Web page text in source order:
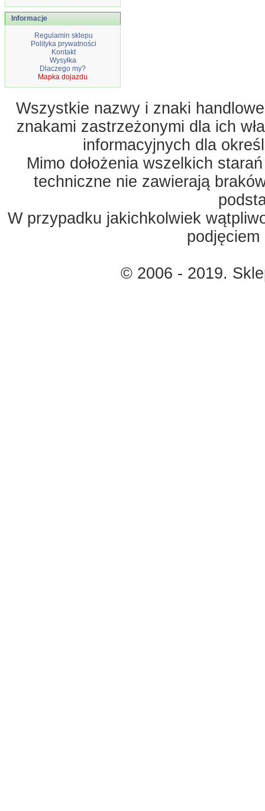
Informacje
Regulamin sklepu
Polityka prywatności
Kontakt
Wysyłka
Dlaczego my?
Mapka dojazdu
Wszystkie nazwy i znaki
znakami zastrzeżonymi dla ich
informacyjnych dla
Mimo dołożenia wszelkich
techniczne nie zawierają
W przypadku jakichkolwiek
© 2006 - 2019.